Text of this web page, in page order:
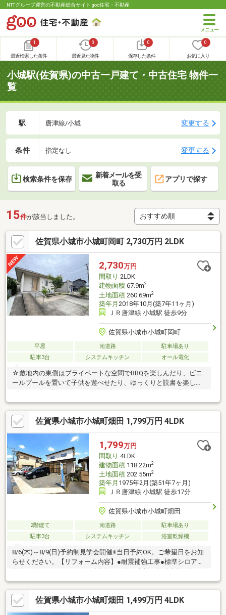
NTTグループ運営の不動産総合サイト goo住宅・不動産
1
最近検索した条件
0
最近見た物件
0
保存した条件
0
お気に入り
小城駅(佐賀県)の中古一戸建て・中古住宅 物件一
覧
駅 唐津線/小城 変更する
条件 指定なし 変更する
検索条件を保存
新着メールを受
取る
アプリで探す
15件が該当しました。
佐賀県小城市小城町岡町 2,730万円 2LDK
2,730万円
間取り 2LDK
建物面積67.9m2
土地面積260.69m2
築年月 2018年10月(築7年11ヶ月)
ＪＲ唐津線 小城駅 徒歩9分
佐賀県小城市小城町岡町
平屋 南道路
駐車場あり
駐車3台
システムキッチン オール電化
☆敷地内の東側はプライベートな空間でBBQを楽しんだり、ビニ
ールプールを置いて子供を遊べせたり、ゆっくりと読書を楽しむ
コン２基■敷地→玄関まで車椅子でもアクセス可■玄関横にシュー
ズインクローゼット■全室引き戸■キッチンシューター(室内から生
ゴミを外に出せる)■ミストサウナ付(浴室)■カーテンロールスクリ
ーン遮光一級■複層ペアガラス●その他、こだわりの設計やオプシ
ョン工事部分など多数ございます。(詳細は担当まで)内覧予約、
気軽にお申し付けくださいませ♪
佐賀県小城市小城町畑田 1,799万円 4LDK
1,799万円
間取り 4LDK
建物面積118.22m2
土地面積202.55m2
築年月 1975年2月(築51年7ヶ月)
ＪＲ唐津線 小城駅 徒歩17分
佐賀県小城市小城町畑田
2階建て 南道路
駐車場あり
駐車3台
システムキッチン 浴室乾燥機
8/6(木)～8/9(日)予約制見学会開催※当日予約OK。ご希望日をお知
らせください。【リフォーム内容】●耐震補強工事●標準シロアリ
構・外装駐車場拡張、屋根塗装、外壁塗装、植栽剪定、庭木伐採
●ライフライン浄化槽交換●水回りシステムキッチン交換、ユニッ
トバス交換、トイレ交換、洗面化粧台交換●内装間取変更、玄関
扉交換、室内ドア（一部）交換、床材上張り、シューズボックス
佐賀県小城市小城町畑田 1,499万円 4LDK